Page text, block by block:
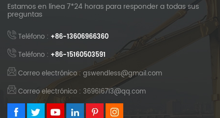
Estamos en línea 7*24 horas para responder a todas sus
preguntas
Teléfono : +86-13606966360
Teléfono : +86-15160503591
Correo electrónico : gswendless@gmail.com
Correo electrónico : 369616713@qq.com